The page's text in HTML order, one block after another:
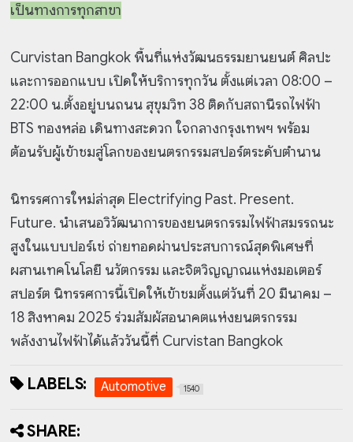
เป็นทางการทุกสาขา
Curvistan Bangkok พื้นที่แห่งวัฒนธรรมยานยนต์ ศิลปะ
และการออกแบบ เปิดให้บริการทุกวัน ตั้งแต่เวลา 08:00 –
22:00 น.ตั้งอยู่บนถนน สุขุมวิท 38 ติดกับสถานีรถไฟฟ้า
BTS ทองหล่อ เดินทางสะดวก ใจกลางกรุงเทพฯ พร้อม
ต้อนรับผู้เข้าชมสู่โลกของยนตรกรรมสปอร์ตระดับตำนาน
นิทรรศการใหม่ล่าสุด Electrifying Past. Present.
Future. นำเสนอวิวัฒนาการของยนตรกรรมไฟฟ้าสมรรถนะ
สูงในแบบปอร์เช่ ถ่ายทอดผ่านประสบการณ์สุดพิเศษที่
ผสานเทคโนโลยี นวัตกรรม และจิตวิญญาณแห่งมอเตอร์
สปอร์ต นิทรรศการนี้เปิดให้เข้าชมตั้งแต่วันที่ 20 มีนาคม –
18 สิงหาคม 2025 ร่วมสัมผัสอนาคตแห่งยนตรกรรม
พลังงานไฟฟ้าได้แล้ววันนี้ที่ Curvistan Bangkok
LABELS: Automotive 1540
SHARE: